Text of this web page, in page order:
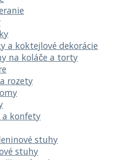
a koktejlové dekorácie
na koláče a torty
rozety
a konfety
stuhy
stuhy